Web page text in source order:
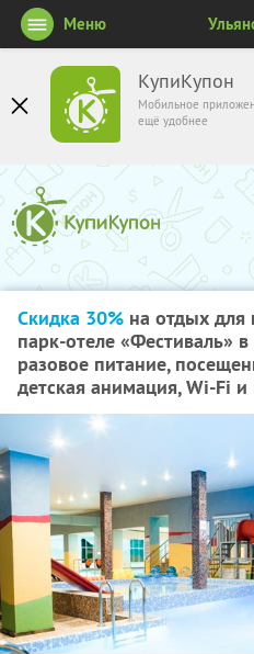
КупиКупон
Мобильное
ещё удобнее
Меню
Скидка 30% на отдых для
парк-отеле «Фестиваль»
разовое питание,
детская анимация, Wi-Fi и